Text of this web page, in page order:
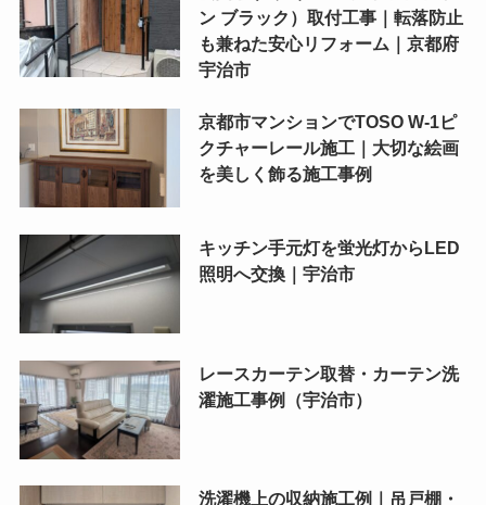
ン ブラック）取付工事｜転落防止
も兼ねた安心リフォーム｜京都府
宇治市
京都市マンションでTOSO W-1ピ
クチャーレール施工｜大切な絵画
を美しく飾る施工事例
キッチン手元灯を蛍光灯からLED
照明へ交換｜宇治市
レースカーテン取替・カーテン洗
濯施工事例（宇治市）
洗濯機上の収納施工例｜吊戸棚・